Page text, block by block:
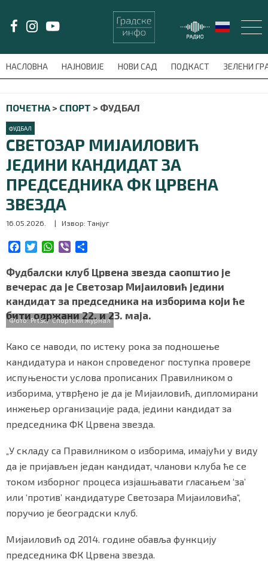
НАСЛОВНА НАЈНОВИЈЕ НОВИ САД ПОДКАСТ ЗЕЛЕНИ
meni'); $this_item = current( wp_filter_object_list(
ПОЧЕТНА > СПОРТ > ФУДБАЛ
ФУДБАЛ
СВЕТОЗАР МИЈАИЛОВИЋ
ЈЕДИНИ КАНДИДАТ ЗА
ПРЕДСЕДНИКА ФК ЦРВЕНА
ЗВЕЗДА
16.05.2026. | Извор: Танјуг
c
e
b
o
o
k
i
t
t
e
r
W
a
t
s
A
p
p
b
e
r
a
r
e
Фудбалски клуб Црвена звезда саопштио је
вечерас да је Светозар Мијаиловић једини
кандидат за председника на изборима који ће
бити одржани 22. и 23. маја.
Фото: PrtSc/ Спортски журнал
Како се наводи, по истеку рока за подношење
кандидатура и након спроведеног поступка провере
испуњености услова прописаних Правилником о
изборима, утврђено је да је Мијаиловић, дипломирани
инжењер организације рада, једини кандидат за
председника ФК Црвена звезда.
„У складу са Правилником о изборима, имајући у виду
да је пријављен један кандидат, чланови клуба ће се
током изборног процеса изјашњавати гласањем ‘за’
или ‘против’ кандидатуре Светозара Мијаиловића“,
поручио је београдски клуб.
Мијаиловић од 2014. године обавља функцију
председника ФК Црвена звезда.
LAT/ЋИР
НАСЛОВНА
НАЈНОВИЈЕ
НОВИ САД
ПОДКАСТ
ЗЕЛЕНИ ГРАД
ВИДЕО
СПЕЦИЈАЛИ
БЛОГ
СВЕТ
ЖИВОТ И СТИЛ
СПОРТ
redakcija@gradskeinfo.rs